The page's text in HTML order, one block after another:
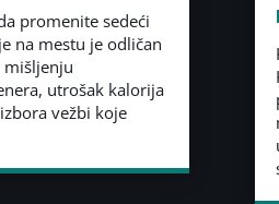
promenite sedeći
na mestu je odličan
mišljenju
utrošak kalorija
vežbi koje